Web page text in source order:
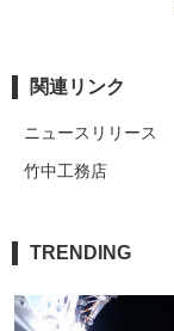
関連リンク
ニュースリリース
竹中工務店
TRENDING